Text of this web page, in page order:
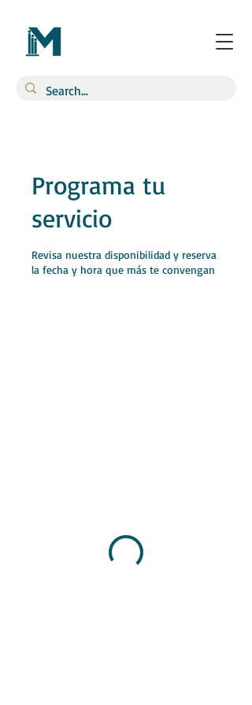
Programa tu
servicio
Revisa nuestra disponibilidad y reserva
la fecha y hora que más te convengan